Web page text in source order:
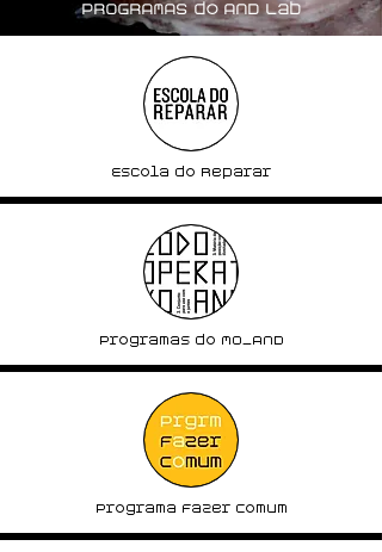
PROGRAMAS do AND Lab
Escola do Reparar
Programas do MO_AND
Programa Fazer Comum